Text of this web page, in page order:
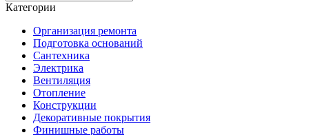
Категории
Организация ремонта
Подготовка оснований
Сантехника
Электрика
Вентиляция
Отопление
Конструкции
Декоративные покрытия
Финишные работы